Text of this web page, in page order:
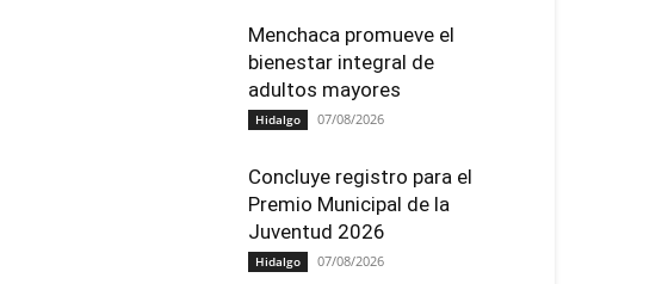
Menchaca promueve el
bienestar integral de
adultos mayores
Hidalgo 07/08/2026
Concluye registro para el
Premio Municipal de la
Juventud 2026
Hidalgo 07/08/2026